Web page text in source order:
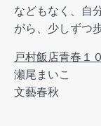
などもなく、自
がら、少しずつ
戸村飯店青春１
瀬尾まいこ
文藝春秋